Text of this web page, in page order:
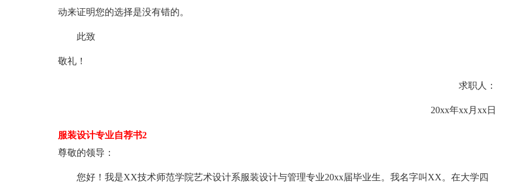
动来证明您的选择是没有错的。
此致
敬礼！
求职人：
20xx年xx月xx日
服装设计专业自荐书2
尊敬的领导：
您好！我是XX技术师范学院艺术设计系服装设计与管理专业20xx届毕业生。我名字叫XX。在大学四